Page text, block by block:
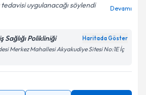
işlenmesine ilişkin
Aydınlatma
ve kişisel verilerimin belirtilen
Talebini Gönder
uygulanacağı söylendi
Devamı
Sağlığı Polikliniği Haritada Göster
Merkez Mahallesi Akyakudiye Sitesi No:1E İç